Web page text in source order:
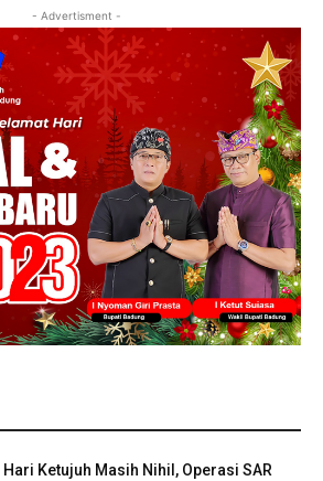
- Advertisment -
Hari Ketujuh Masih Nihil, Operasi SAR